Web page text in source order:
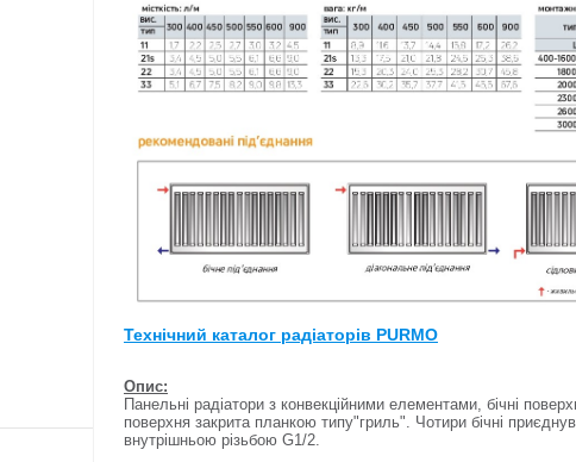
Технічний каталог радіаторів PURMO
Опис:
Панельні радіатори з конвекційними елементами, бічні
поверхня закрита планкою типу"гриль". Чотири бічні
внутрішньою різьбою G1/2.